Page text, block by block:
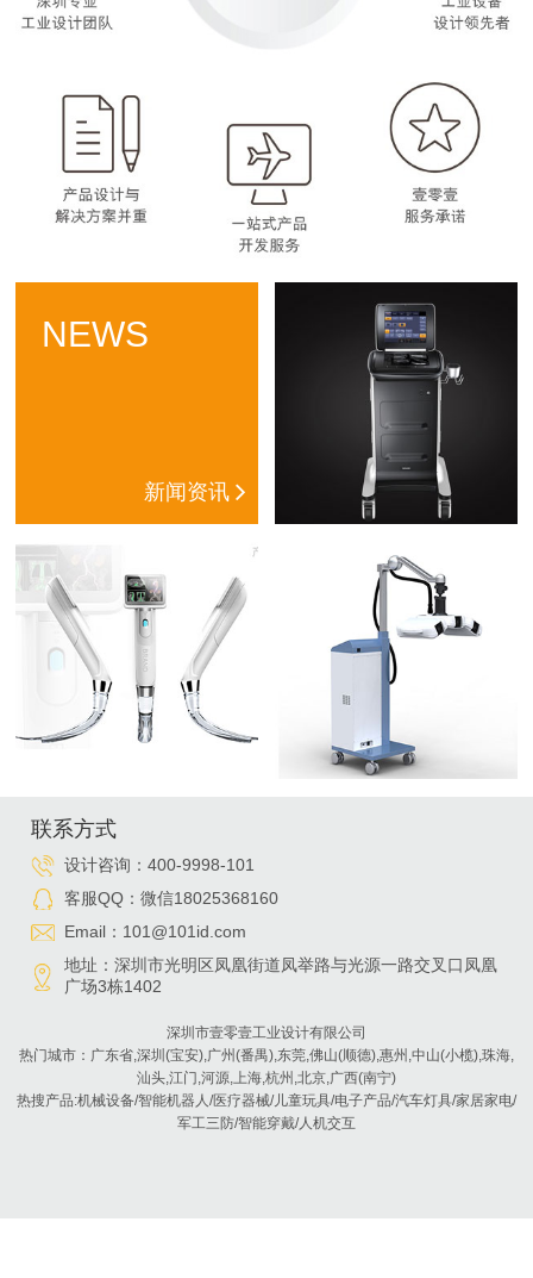
NEWS
新闻资讯
联系方式
设计咨询：400-9998-101
客服QQ：微信18025368160
Email：101@101id.com
地址：深圳市光明区凤凰街道凤举路与光源一路交叉口凤凰
广场3栋1402
深圳市壹零壹工业设计有限公司
热门城市：广东省,深圳(宝安),广州(番禺),东莞,佛山(顺德),惠州,中山(小榄),珠海,
汕头,江门,河源,上海,杭州,北京,广西(南宁)
热搜产品:机械设备/智能机器人/医疗器械/儿童玩具/电子产品/汽车灯具/家居家电/
军工三防/智能穿戴/人机交互